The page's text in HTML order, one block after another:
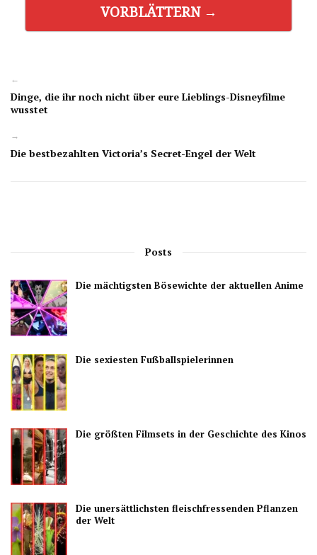
VORBLÄTTERN →
←
Dinge, die ihr noch nicht über eure Lieblings-Disneyfilme
wusstet
→
Die bestbezahlten Victoria’s Secret-Engel der Welt
Posts
Die mächtigsten Bösewichte der aktuellen Anime
Die sexiesten Fußballspielerinnen
Die größten Filmsets in der Geschichte des Kinos
Die unersättlichsten fleischfressenden Pflanzen
der Welt